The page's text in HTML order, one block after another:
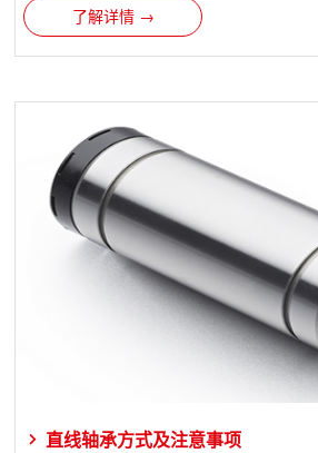
了解详情 →
直线轴承方式及注意事项